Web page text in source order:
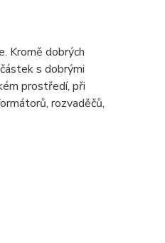
Kromě dobrých
s dobrými
prostředí, při
rozvaděčů,